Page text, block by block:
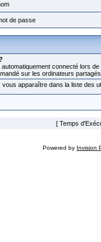
de passe
connecté lors
sur les ordinateurs
vous apparaître dans la liste des
[ Temps
Powered by Invision